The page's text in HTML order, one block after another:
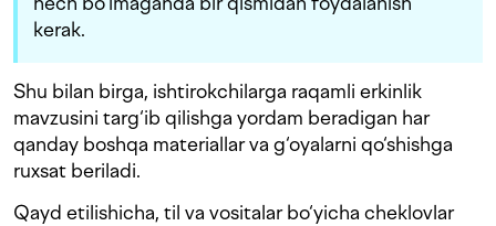
kerak.
Shu bilan birga, ishtirokchilarga raqamli erkinlik
mavzusini targ‘ib qilishga yordam beradigan har
qanday boshqa materiallar va g‘oyalarni qo‘shishga
ruxsat beriladi.
Qayd etilishicha, til va vositalar bo‘yicha cheklovlar